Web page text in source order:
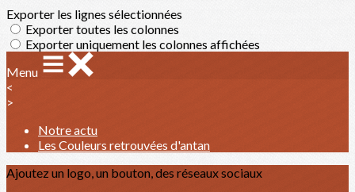
Exporter les lignes sélectionnées
Exporter toutes les colonnes
Exporter uniquement les colonnes affichées
Menu
<
>
Notre actu
Les Couleurs retrouvées d'antan
Ajoutez un logo, un bouton, des réseaux sociaux